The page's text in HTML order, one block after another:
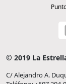
© 2019 La
C/ Alejandro A.